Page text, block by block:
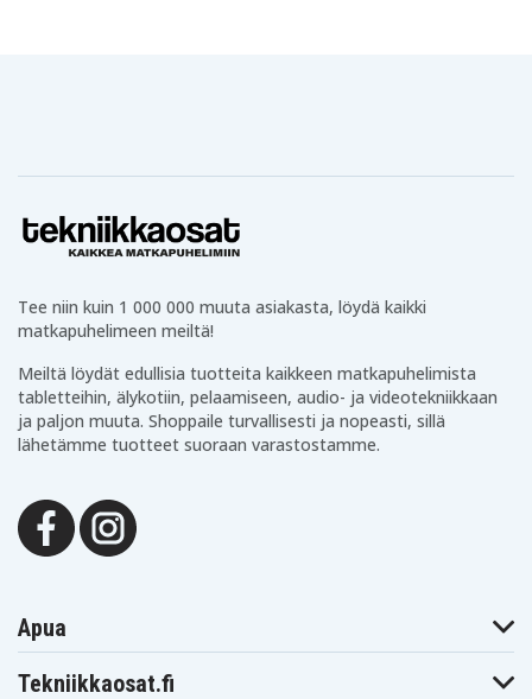
Tee niin kuin 1 000 000 muuta asiakasta, löydä kaikki
matkapuhelimeen meiltä!
Meiltä löydät edullisia tuotteita kaikkeen matkapuhelimista
tabletteihin, älykotiin, pelaamiseen, audio- ja videotekniikkaan
ja paljon muuta. Shoppaile turvallisesti ja nopeasti, sillä
lähetämme tuotteet suoraan varastostamme.
Apua
Tekniikkaosat.fi